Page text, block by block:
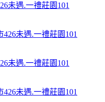
未遇.一禮莊園101
未遇.一禮莊園101